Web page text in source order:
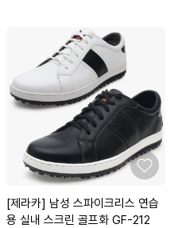
[제라카] 남성 스파이크리스 연습
용 실내 스크린 골프화 GF-212